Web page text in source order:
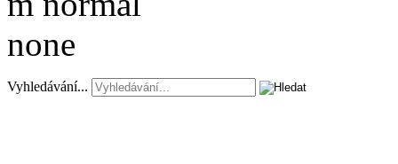
Vyhledávání...